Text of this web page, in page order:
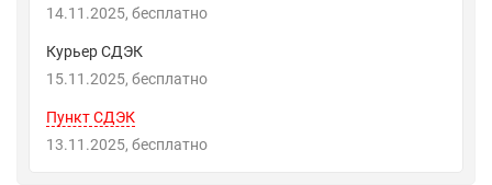
14.11.2025
Бесплатно
Курьер СДЭК
15.11.2025
Бесплатно
Пункт СДЭК
13.11.2025
Бесплатно